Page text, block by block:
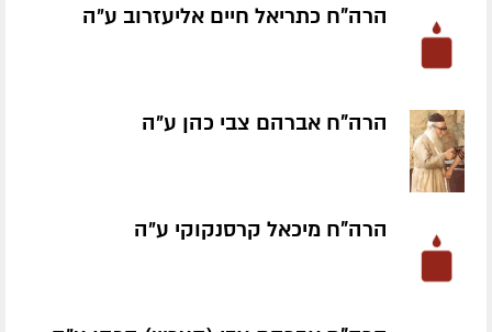
הרה"ח כתריאל חיים אליעזרוב ע״ה
הרה"ח אברהם צבי כהן ע״ה
הרה"ח מיכאל קרסנקוקי ע״ה